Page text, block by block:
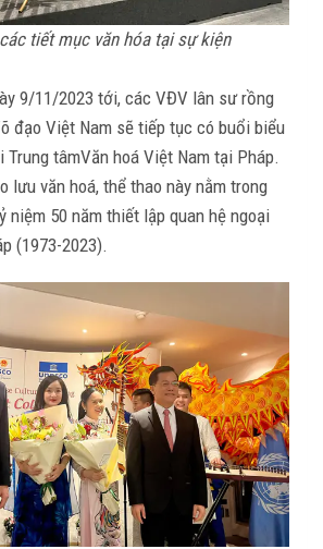
tiết mục văn hóa tại sự kiện
9/11/2023 tới, các VĐV lân sư rồng
đạo Việt Nam sẽ tiếp tục có buổi biểu
tâmVăn hoá Việt Nam tại Pháp.
lưu văn hoá, thể thao này nằm trong
niệm 50 năm thiết lập quan hệ ngoại
(1973-2023).